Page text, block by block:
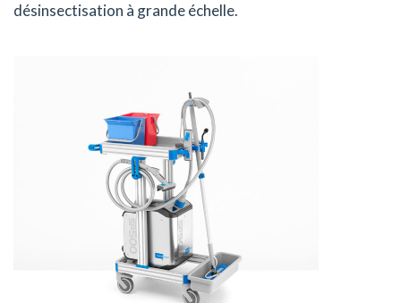
désinsectisation à grande échelle.